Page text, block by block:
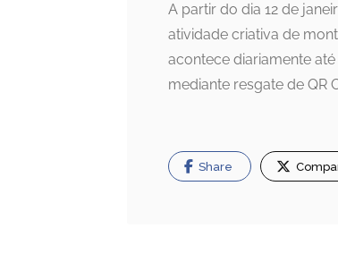
A partir do dia 12 de
atividade criativa de
acontece diariamente
mediante resgate de QR
Share